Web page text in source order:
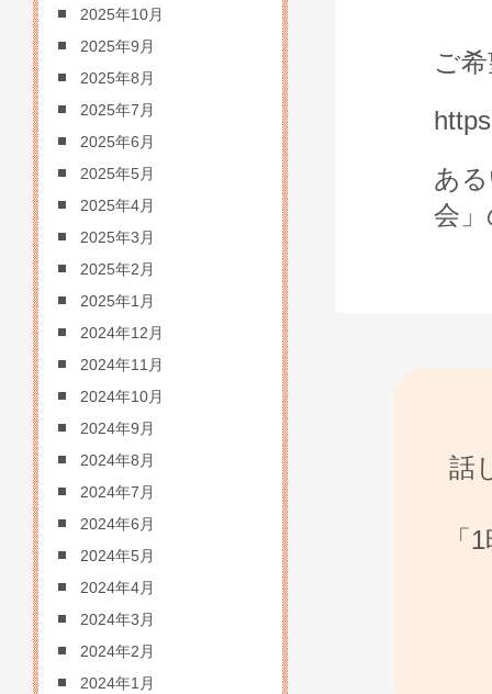
ご
あ
会
話
「
2025年10月
2025年9月
2025年8月
2025年7月
2025年6月
2025年5月
2025年4月
2025年3月
2025年2月
2025年1月
2024年12月
2024年11月
2024年10月
2024年9月
2024年8月
2024年7月
2024年6月
2024年5月
2024年4月
2024年3月
2024年2月
2024年1月